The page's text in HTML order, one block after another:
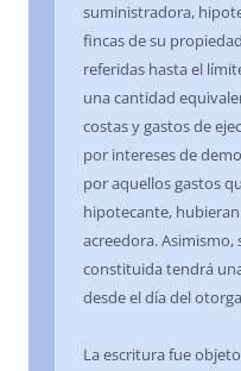
suministradora,
fincas de su
referidas hasta el
una cantidad
costas y gastos de
por intereses de
por aquellos gastos
hipotecante,
acreedora. Asimismo,
constituida tendrá
desde el día del
La escritura fue